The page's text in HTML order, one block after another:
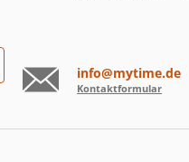
info@mytime.de
Kontaktformular